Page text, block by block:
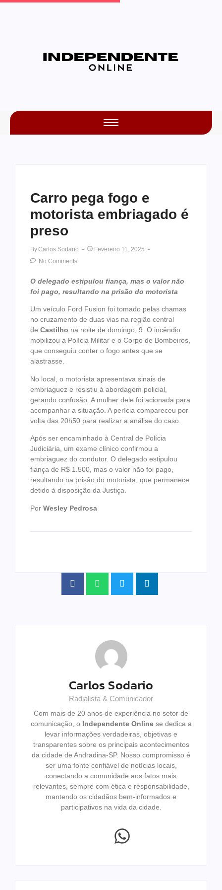
Carro pega fogo e
motorista embriagado é
preso
ByCarlos Sodario
Fevereiro 11, 2025
No Comments
O delegado estipulou fiança, mas o valor não
foi pago, resultando na prisão do motorista
Um veículo Ford Fusion foi tomado pelas chamas
no cruzamento de duas vias na região central
de Castilho na noite de domingo, 9. O incêndio
mobilizou a Polícia Militar e o Corpo de Bombeiros,
que conseguiu conter o fogo antes que se
alastrasse.
No local, o motorista apresentava sinais de
embriaguez e resistiu à abordagem policial,
gerando confusão. A mulher dele foi acionada para
acompanhar a situação. A perícia compareceu por
volta das 20h50 para realizar a análise do caso.
Após ser encaminhado à Central de Polícia
Judiciária, um exame clínico confirmou a
embriaguez do condutor. O delegado estipulou
fiança de R$ 1.500, mas o valor não foi pago,
resultando na prisão do motorista, que permanece
detido à disposição da Justiça.
Por Wesley Pedrosa
Carlos Sodario
Radialista & Comunicador
Com mais de 20 anos de experiência no setor de
comunicação, o Independente Onlinese dedica a
levar informações verdadeiras, objetivas e
transparentes sobre os principais acontecimentos
da cidade de Andradina-SP. Nosso compromisso é
ser uma fonte confiável de notícias locais,
conectando a comunidade aos fatos mais
relevantes, sempre com ética e responsabilidade,
mantendo os cidadãos bem-informados e
participativos na vida da cidade.